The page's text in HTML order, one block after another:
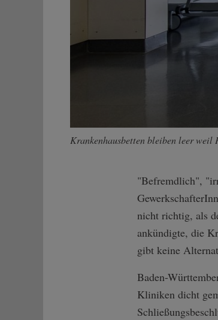
Krankenhausbetten bleiben leer weil
"Befremdlich",
nicht richtig, als
ankündigte, die
gibt keine
Baden-
Kliniken dicht